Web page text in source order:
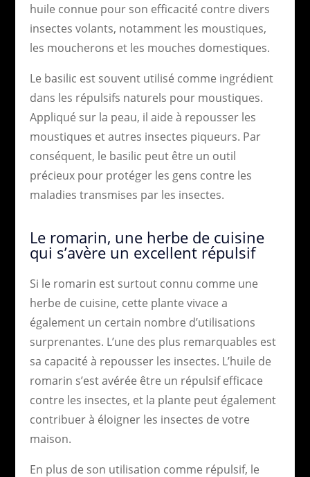
huile connue pour son efficacité contre divers
insectes volants, notamment les moustiques,
les moucherons et les mouches domestiques.
Le basilic est souvent utilisé comme ingrédient
dans les répulsifs naturels pour moustiques.
Appliqué sur la peau, il aide à repousser les
moustiques et autres insectes piqueurs. Par
conséquent, le basilic peut être un outil
précieux pour protéger les gens contre les
maladies transmises par les insectes.
Le romarin, une herbe de cuisine
qui s’avère un excellent répulsif
Si le romarin est surtout connu comme une
herbe de cuisine, cette plante vivace a
également un certain nombre d’utilisations
surprenantes. L’une des plus remarquables est
sa capacité à repousser les insectes. L’huile de
romarin s’est avérée être un répulsif efficace
contre les insectes, et la plante peut également
contribuer à éloigner les insectes de votre
maison.
En plus de son utilisation comme répulsif, le